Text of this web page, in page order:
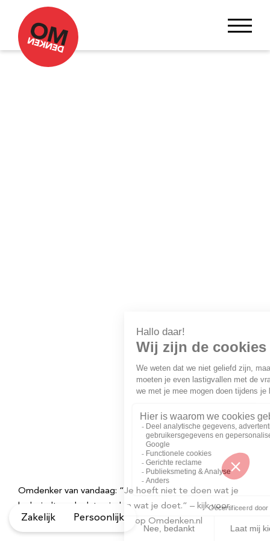
Omdenker van vandaag: “Je hoeft niet te doen wat je
leuk vindt om leuk te vinden wat je doet.” – kijk voor
meer inspirerende spreuken op Omdenken.nl
Zakelijk Persoonlijk